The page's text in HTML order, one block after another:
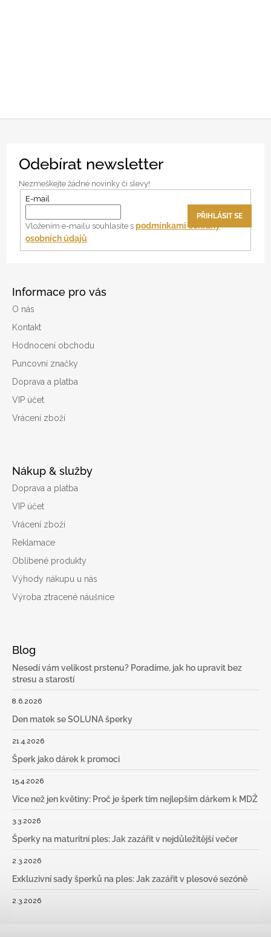
Informace pro vás
O nás
Kontakt
Hodnocení obchodu
Puncovní značky
Doprava a platba
VIP účet
Vrácení zboží
Nákup & služby
Doprava a platba
VIP účet
Vrácení zboží
Reklamace
Oblíbené produkty
Výhody nákupu u nás
Výroba ztracené náušnice
Blog
Nesedí vám velikost prstenu? Poradíme, jak ho upravit bez
stresu a starostí
8.6.2026
Den matek se SOLUNA šperky
21.4.2026
Šperk jako dárek k promoci
15.4.2026
Více než jen květiny: Proč je šperk tím nejlepším dárkem k MDŽ
3.3.2026
Šperky na maturitní ples: Jak zazářit v nejdůležitější večer
2.3.2026
Exkluzivní sady šperků na ples: Jak zazářit v plesové sezóně
2.3.2026
Odebírat newsletter
Nezmeškejte žádné novinky či slevy!
E-mail
Vložením e-mailu souhlasíte spodmínkami ochrany
osobních údajů
PŘIHLÁSIT SE